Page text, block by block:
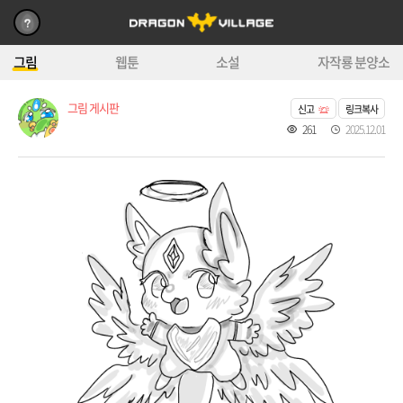
그림 웹툰 소설 자작룡 분양소
그림 게시판 신고 링크복사
261 2025.12.01